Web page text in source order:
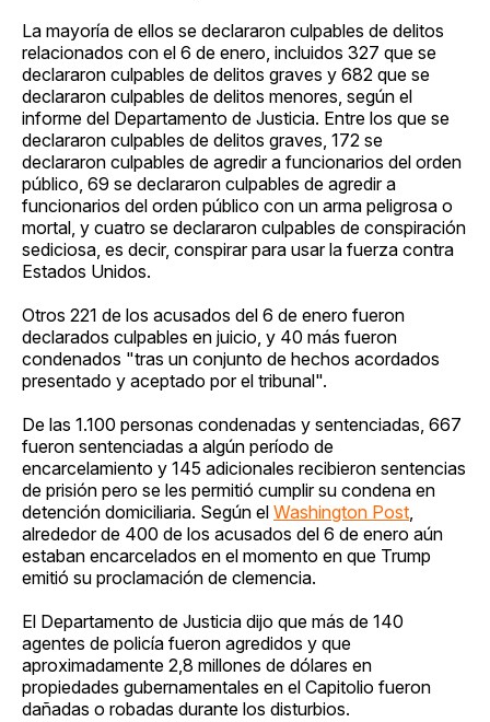
La mayoría de ellos se declararon culpables de delitos
relacionados con el 6 de enero, incluidos 327 que se
declararon culpables de delitos graves y 682 que se
declararon culpables de delitos menores, según el
informe del Departamento de Justicia. Entre los que se
declararon culpables de delitos graves, 172 se
declararon culpables de agredir a funcionarios del orden
público, 69 se declararon culpables de agredir a
funcionarios del orden público con un arma peligrosa o
mortal, y cuatro se declararon culpables de conspiración
sediciosa, es decir, conspirar para usar la fuerza contra
Estados Unidos.
Otros 221 de los acusados del 6 de enero fueron
declarados culpables en juicio, y 40 más fueron
condenados "tras un conjunto de hechos acordados
presentado y aceptado por el tribunal".
De las 1.100 personas condenadas y sentenciadas, 667
fueron sentenciadas a algún período de
encarcelamiento y 145 adicionales recibieron sentencias
de prisión pero se les permitió cumplir su condena en
detención domiciliaria. Según el Washington Post,
alrededor de 400 de los acusados del 6 de enero aún
estaban encarcelados en el momento en que Trump
emitió su proclamación de clemencia.
El Departamento de Justicia dijo que más de 140
agentes de policía fueron agredidos y que
aproximadamente 2,8 millones de dólares en
propiedades gubernamentales en el Capitolio fueron
dañadas o robadas durante los disturbios.